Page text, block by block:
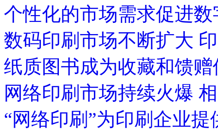
个性化的市场需求促进
数码印刷市场不断扩大
纸质图书成为收藏和馈
网络印刷市场持续火爆
“网络印刷”为印刷企业